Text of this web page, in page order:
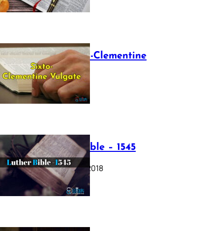
The Sixto-Clementine
Vulgate
July 12, 2025
Luther Bible – 1545
October 17, 2018